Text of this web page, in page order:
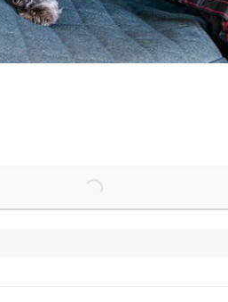
Loading...